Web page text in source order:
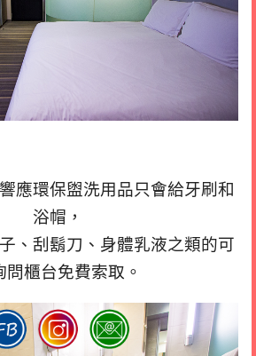
應環保盥洗用品只會給牙刷和
浴帽，
、刮鬍刀、身體乳液之類的可
問櫃台免費索取。